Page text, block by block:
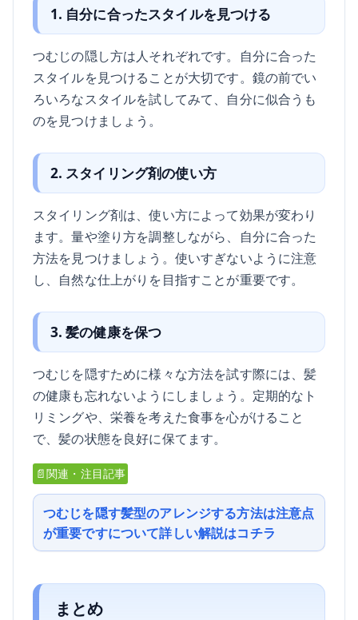
1. 自分に合ったスタイルを見つける
つむじの隠し方は人それぞれです。自分に合った
スタイルを見つけることが大切です。鏡の前でい
ろいろなスタイルを試してみて、自分に似合うも
のを見つけましょう。
2. スタイリング剤の使い方
スタイリング剤は、使い方によって効果が変わり
ます。量や塗り方を調整しながら、自分に合った
方法を見つけましょう。使いすぎないように注意
し、自然な仕上がりを目指すことが重要です。
3. 髪の健康を保つ
つむじを隠すために様々な方法を試す際には、髪
の健康も忘れないようにしましょう。定期的なト
リミングや、栄養を考えた食事を心がけること
で、髪の状態を良好に保てます。
📄関連・注目記事
つむじを隠す髪型のアレンジする方法は注意点
が重要ですについて詳しい解説はコチラ
まとめ